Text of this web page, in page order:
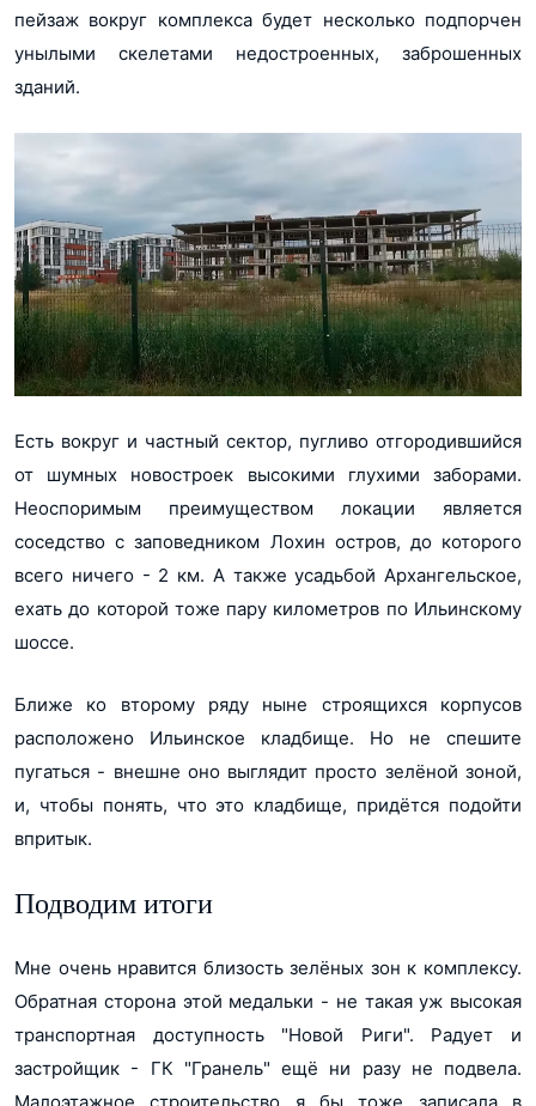
пейзаж вокруг комплекса будет несколько подпорчен
унылыми скелетами недостроенных, заброшенных
зданий.
Есть вокруг и частный сектор, пугливо отгородившийся
от шумных новостроек высокими глухими заборами.
Неоспоримым преимуществом локации является
соседство с заповедником Лохин остров, до которого
всего ничего - 2 км. А также усадьбой Архангельское,
ехать до которой тоже пару километров по Ильинскому
шоссе.
Ближе ко второму ряду ныне строящихся корпусов
расположено Ильинское кладбище. Но не спешите
пугаться - внешне оно выглядит просто зелёной зоной,
и, чтобы понять, что это кладбище, придётся подойти
впритык.
Подводим итоги
Мне очень нравится близость зелёных зон к комплексу.
Обратная сторона этой медальки - не такая уж высокая
транспортная доступность "Новой Риги". Радует и
застройщик - ГК "Гранель" ещё ни разу не подвела.